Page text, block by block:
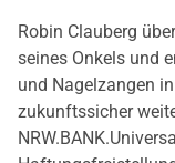
Robin Clauberg
seines Onkels und
und Nagelzangen
zukunftssicher